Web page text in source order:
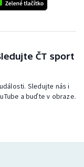
ČT sport
Sledujte nás i
a buďte v obraze.